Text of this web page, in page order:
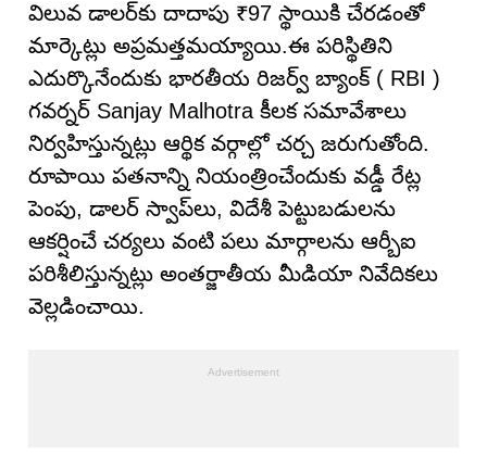
విలువ డాలర్‌కు దాదాపు ₹97 స్థాయికి చేరడంతో
మార్కెట్లు అప్రమత్తమయ్యాయి.ఈ పరిస్థితిని
ఎదుర్కొనేందుకు భారతీయ రిజర్వ్ బ్యాంక్ ( RBI )
గవర్నర్ Sanjay Malhotra కీలక సమావేశాలు
నిర్వహిస్తున్నట్లు ఆర్థిక వర్గాల్లో చర్చ జరుగుతోంది.
రూపాయి పతనాన్ని నియంత్రించేందుకు వడ్డీ రేట్ల
పెంపు, డాలర్ స్వాప్‌లు, విదేశీ పెట్టుబడులను
ఆకర్షించే చర్యలు వంటి పలు మార్గాలను ఆర్బీఐ
పరిశీలిస్తున్నట్లు అంతర్జాతీయ మీడియా నివేదికలు
వెల్లడించాయి.